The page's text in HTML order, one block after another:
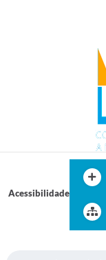
Acessibilidade